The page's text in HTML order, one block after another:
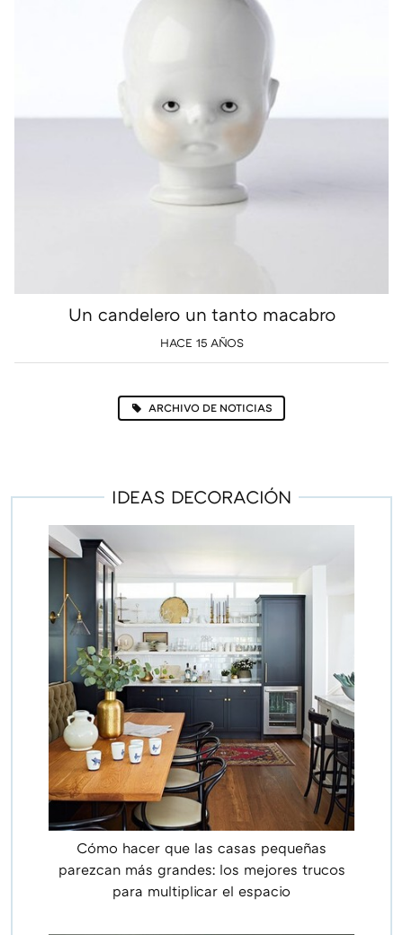
Un candelero un tanto macabro
HACE 15 AÑOS
ARCHIVO DE NOTICIAS
IDEAS DECORACIÓN
Cómo hacer que las casas pequeñas
parezcan más grandes: los mejores trucos
para multiplicar el espacio